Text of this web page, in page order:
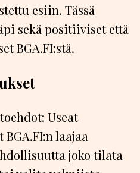
esiin. Tässä
sekä positiiviset että
BGA.FI:stä.
Useat
laajaa
joko tilata